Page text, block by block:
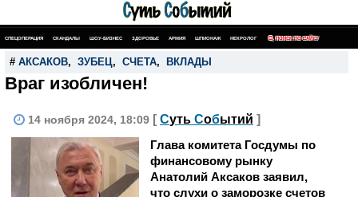
СПЕЦОПЕРАЦИЯ СКАНДАЛЫ ШОУ-БИЗНЕС ЗДОРОВЬЕ АРМИЯ ШПИОНАЖ НЕКРОЛОГ ПОИСК ПО САЙТУ
# АКСАКОВ, ЗУБЕЦ, СЧЕТА, ВКЛАДЫ
Враг изобличен!
14 ноября 2024, 18:09 [ Суть Событий ]
Глава комитета Госдумы по
финансовому рынку
Анатолий Аксаков заявил,
что слухи о заморозке счетов